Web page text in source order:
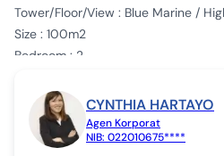
ID Iklan
Tower/Floor/View : Blue Marine /
Size : 100m2
Bedroom : 2
Maid Room : 1
Maid Bathroom: 1
Carpark: available
CYNTHIA HARTAYO
Agen Korporat
NIB: 022010675****